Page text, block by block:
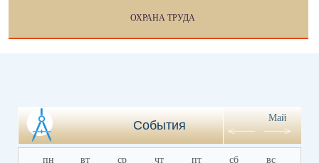
ОХРАНА ТРУДА
События
Май
пн вт ср чт пт сб вс